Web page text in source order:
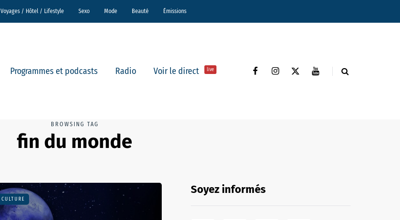
Voyages / Hôtel / Lifestyle Sexo Mode Beauté Émissions
Programmes et podcasts Radio Voir le direct live
BROWSING TAG
fin du monde
CULTURE
Soyez informés